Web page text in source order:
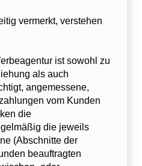
vermerkt, verstehen
ist sowohl zu
als auch
angemessene,
vom Kunden
die
die jeweils
(Abschnitte der
beauftragten